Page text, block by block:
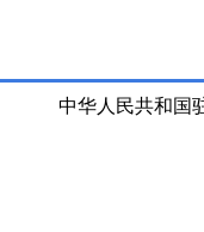
中华人民共和国